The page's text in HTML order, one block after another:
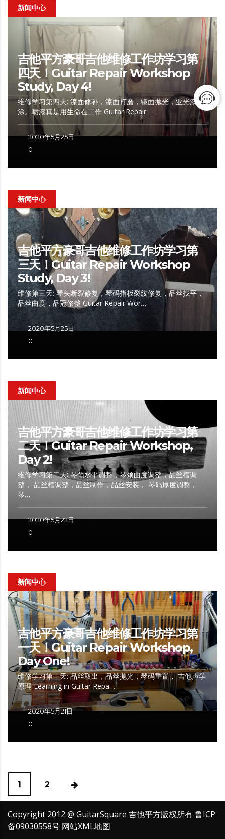
新闻中心
吉他平方豪哥吉他维修工作坊学习第
四天！Guitar Repair Workshop
Study, Day 4!
维修学习第四天: 漆面修补，漆面打磨，镜面抛光，亚光漆喷
涂。喷漆真是用生命在工作 Guitar Repair …
2020年5月25日
0
新闻中心
吉他平方豪哥吉他维修工作坊学习第
三天！Guitar Repair Workshop
Study, Day 3!
维修第三天: 琴头断裂修复，琴码指板裂纹修复，品丝找平，
品丝曲度，品冠修整 Guitar Repair Wor…
2020年5月25日
0
新闻中心
吉他平方豪哥吉他维修工作坊学习第
二天！Guitar Repair Workshop,
Day 2!
维修学习第二天: 琴颈水平调整，琴颈曲度调整，品丝槽调
整， 品丝槽调整，品丝制作，品丝安装， 琴码厚度调整，
琴…
2020年5月22日
0
新闻中心
吉他平方豪哥吉他维修工作坊学习第
一天！Guitar Repair Workshop,
Day One!
维修学习第一天: 品丝取出，品丝抛光，琴码重置， 吉他声学
原理 Learning in Guitar Repa…
2020年5月21日
0
1 2
Copyright 2012 @ GuitarSquare 吉他平方版权所有鲁ICP
备09030558号 网站XML地图